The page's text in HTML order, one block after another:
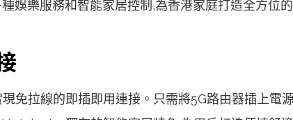
樂服務和智能家居控制,為香港家庭打造全方位的
免拉線的即插即用連接。只需將5G路由器插上電